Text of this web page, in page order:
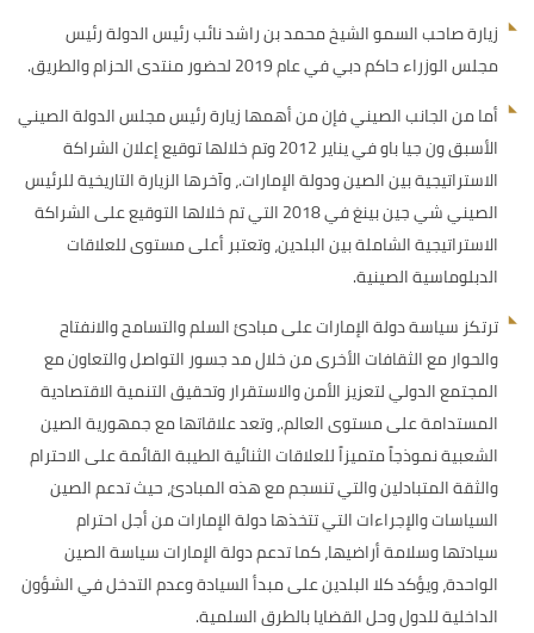
زيارة صاحب السمو الشيخ محمد بن راشد نائب رئيس الدولة رئيس
مجلس الوزراء حاكم دبي في عام 2019 لحضور منتدى الحزام والطريق.
أما من الجانب الصيني فإن من أهمها زيارة رئيس مجلس الدولة الصيني
الأسبق ون جيا باو في يناير 2012 وتم خلالها توقيع إعلان الشراكة
الاستراتيجية بين الصين ودولة الإمارات.، وآخرها الزيارة التاريخية للرئيس
الصيني شي جين بينغ في 2018 التي تم خلالها التوقيع على الشراكة
الاستراتيجية الشاملة بين البلدين، وتعتبر أعلى مستوى للعلاقات
الدبلوماسية الصينية.
ترتكز سياسة دولة الإمارات على مبادئ السلم والتسامح والانفتاح
والحوار مع الثقافات الأخرى من خلال مد جسور التواصل والتعاون مع
المجتمع الدولي لتعزيز الأمن والاستقرار وتحقيق التنمية الاقتصادية
المستدامة على مستوى العالم.، وتعد علاقاتها مع جمهورية الصين
الشعبية نموذجاً متميزاً للعلاقات الثنائية الطيبة القائمة على الاحترام
والثقة المتبادلين والتي تنسجم مع هذه المبادئ، حيث تدعم الصين
السياسات والإجراءات التي تتخذها دولة الإمارات من أجل احترام
سيادتها وسلامة أراضيها، كما تدعم دولة الإمارات سياسة الصين
الواحدة، ويؤكد كلا البلدين على مبدأ السيادة وعدم التدخل في الشؤون
الداخلية للدول وحل القضايا بالطرق السلمية.